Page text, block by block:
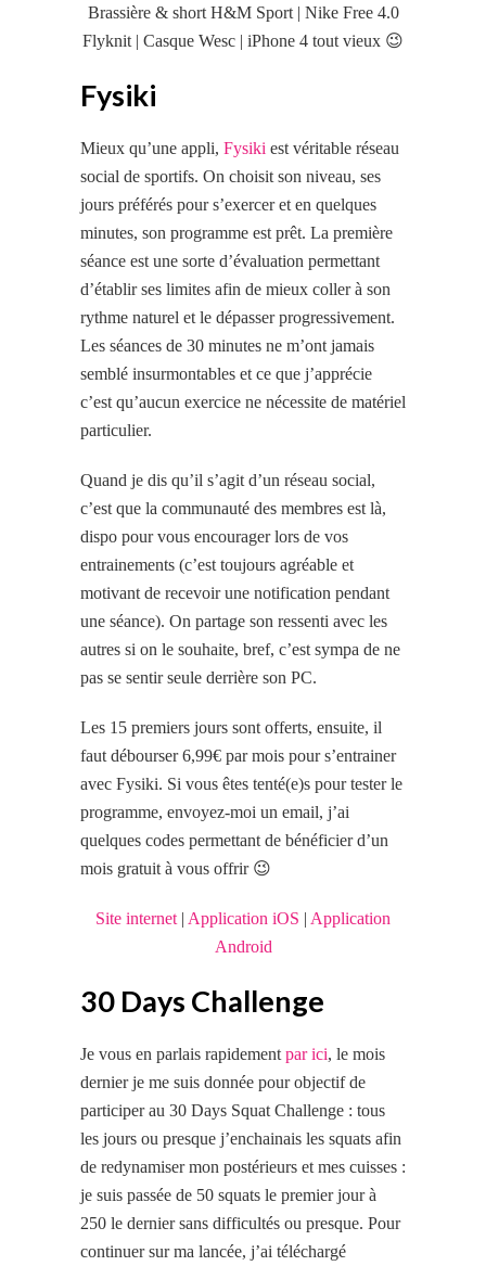
Brassière & short H&M Sport | Nike Free 4.0
Flyknit | Casque Wesc | iPhone 4 tout vieux 😉
Fysiki
Mieux qu’une appli, Fysiki est véritable réseau
social de sportifs. On choisit son niveau, ses
jours préférés pour s’exercer et en quelques
minutes, son programme est prêt. La première
séance est une sorte d’évaluation permettant
d’établir ses limites afin de mieux coller à son
rythme naturel et le dépasser progressivement.
Les séances de 30 minutes ne m’ont jamais
semblé insurmontables et ce que j’apprécie
c’est qu’aucun exercice ne nécessite de matériel
particulier.
Quand je dis qu’il s’agit d’un réseau social,
c’est que la communauté des membres est là,
dispo pour vous encourager lors de vos
entrainements (c’est toujours agréable et
motivant de recevoir une notification pendant
une séance). On partage son ressenti avec les
autres si on le souhaite, bref, c’est sympa de ne
pas se sentir seule derrière son PC.
Les 15 premiers jours sont offerts, ensuite, il
faut débourser 6,99€ par mois pour s’entrainer
avec Fysiki. Si vous êtes tenté(e)s pour tester le
programme, envoyez-moi un email, j’ai
quelques codes permettant de bénéficier d’un
mois gratuit à vous offrir 😉
Site internet | Application iOS | Application
Android
30 Days Challenge
Je vous en parlais rapidement par ici, le mois
dernier je me suis donnée pour objectif de
participer au 30 Days Squat Challenge : tous
les jours ou presque j’enchainais les squats afin
de redynamiser mon postérieurs et mes cuisses :
je suis passée de 50 squats le premier jour à
250 le dernier sans difficultés ou presque. Pour
continuer sur ma lancée, j’ai téléchargé